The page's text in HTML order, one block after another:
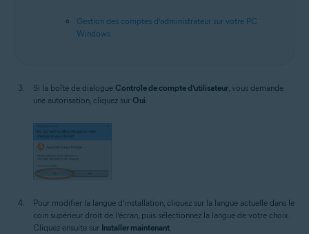
Gestion des comptes d’administrateur sur votre PC
Windows
Si la boîte de dialogue Contrôle de compte d’utilisateur , vous demande
une autorisation, cliquez sur Oui
Pour modifier la langue d’installation, cliquez sur la langue actuelle dans le
coin supérieur droit de l’écran, puis sélectionnez la langue de votre choix.
Cliquez ensuite sur Installer maintenant